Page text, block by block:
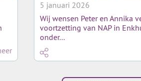
5 januari 2026
Wij wensen Peter en Annika
voortzetting van NAP in
onder...